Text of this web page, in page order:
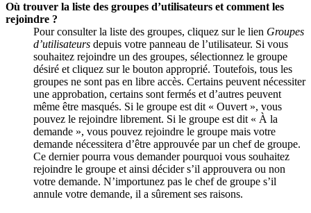
Où trouver la liste des groupes d’utilisateurs et comment les
rejoindre ?
Pour consulter la liste des groupes, cliquez sur le lien Groupes
d’utilisateurs depuis votre panneau de l’utilisateur. Si vous
souhaitez rejoindre un des groupes, sélectionnez le groupe
désiré et cliquez sur le bouton approprié. Toutefois, tous les
groupes ne sont pas en libre accès. Certains peuvent nécessiter
une approbation, certains sont fermés et d’autres peuvent
même être masqués. Si le groupe est dit « Ouvert », vous
pouvez le rejoindre librement. Si le groupe est dit « À la
demande », vous pouvez rejoindre le groupe mais votre
demande nécessitera d’être approuvée par un chef de groupe.
Ce dernier pourra vous demander pourquoi vous souhaitez
rejoindre le groupe et ainsi décider s’il approuvera ou non
votre demande. N’importunez pas le chef de groupe s’il
annule votre demande, il a sûrement ses raisons.